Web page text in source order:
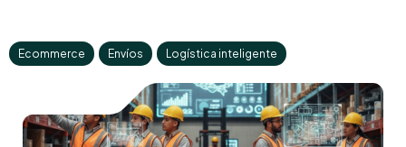
Ecommerce Envíos Logística inteligente